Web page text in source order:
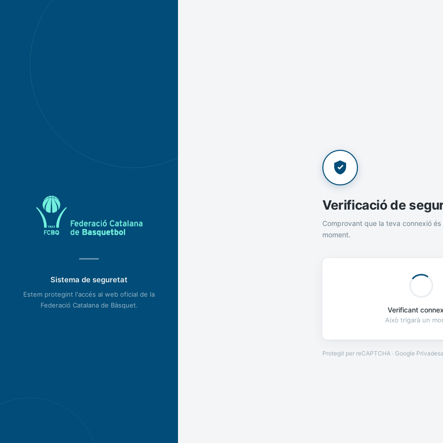
Sistema de seguretat
Estem protegint l'accés al web oficial de la
Federació Catalana de Bàsquet.
Verificació de
Comprovant que la teva connexió és
moment.
Verificant
Això trigarà un
Protegit per reCAPTCHA · Google Privadesa